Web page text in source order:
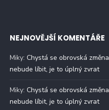
NEJNOVĚJŠÍ KOMENTÁŘE
Miky: Chystá se obrovská
nebude líbit, je to úplný zvrat
Miky: Chystá se obrovská
nebude líbit, je to úplný zvrat